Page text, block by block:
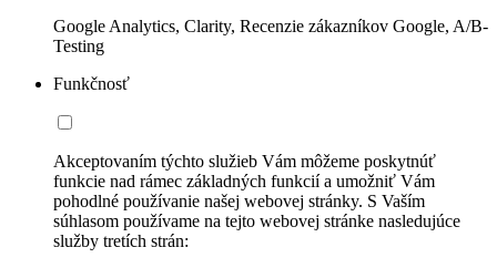
Google Analytics, Clarity, Recenzie zákazníkov Google, A/B-
Testing
Funkčnosť
Akceptovaním týchto služieb Vám môžeme poskytnúť
funkcie nad rámec základných funkcií a umožniť Vám
pohodlné používanie našej webovej stránky. S Vaším
súhlasom používame na tejto webovej stránke nasledujúce
služby tretích strán: